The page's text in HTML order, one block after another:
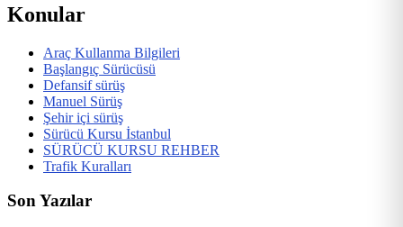
Konular
Araç Kullanma Bilgileri
Başlangıç Sürücüsü
Defansif sürüş
Manuel Sürüş
Şehir içi sürüş
Sürücü Kursu İstanbul
SÜRÜCÜ KURSU REHBER
Trafik Kuralları
Son Yazılar